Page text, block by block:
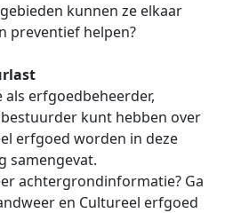
kunnen ze elkaar
preventief helpen?
als erfgoedbeheerder,
kunt hebben over
erfgoed worden in deze
samengevat.
achtergrondinformatie? Ga
en Cultureel erfgoed